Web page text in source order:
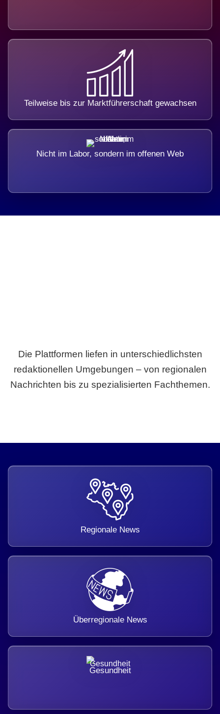
Teilweise bis zur Marktführerschaft gewachsen
Nicht im Labor, sondern im offenen Web
Die Plattformen liefen in unterschiedlichsten
redaktionellen Umgebungen – von regionalen
Nachrichten bis zu spezialisierten Fachthemen.
Regionale News
Überregionale News
Gesundheit